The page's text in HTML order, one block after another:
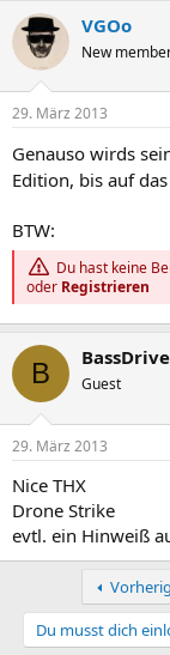
VGOo
New
29. März 2013
Genauso wirds
Edition, bis auf
BTW:
Du hast keine
oder Registrieren
B BassDrive
Guest
29. März 2013
Nice THX
Drone Strike
evtl. ein Hinweiß
Du musst dich